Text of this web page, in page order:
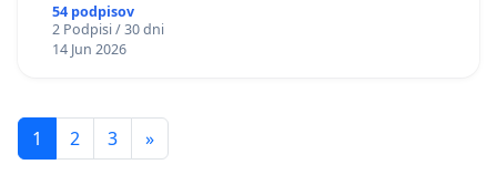
54 podpisov
2 Podpisi / 30 dni
14 Jun 2026
1 2 3 »